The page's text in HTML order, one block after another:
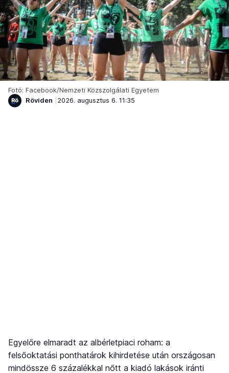
Fotó: Facebook/Nemzeti Közszolgálati Egyetem
Röviden
2026. augusztus 6. 11:35
Egyelőre elmaradt az albérletpiaci roham: a
felsőoktatási ponthatárok kihirdetése után országosan
mindössze 6 százalékkal nőtt a kiadó lakások iránti